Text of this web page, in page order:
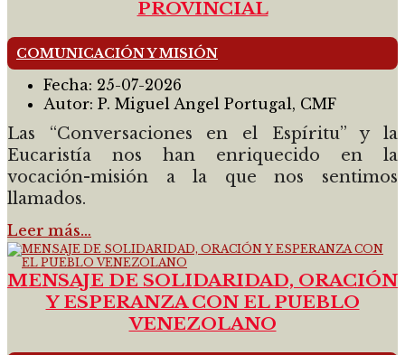
PROVINCIAL
COMUNICACIÓN Y MISIÓN
Fecha: 25-07-2026
Autor: P. Miguel Angel Portugal, CMF
Las “Conversaciones en el Espíritu” y la
Eucaristía nos han enriquecido en la
vocación-misión a la que nos sentimos
llamados.
Leer más…
MENSAJE DE SOLIDARIDAD, ORACIÓN
Y ESPERANZA CON EL PUEBLO
VENEZOLANO